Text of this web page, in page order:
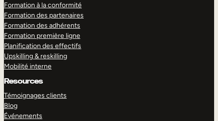
Formation à la conformité
Formation des partenaires
Formation des adhérents
Formation première ligne
Planification des effectifs
Upskilling & reskilling
Mobilité interne
Resources
Témoignages clients
Blog
Événements